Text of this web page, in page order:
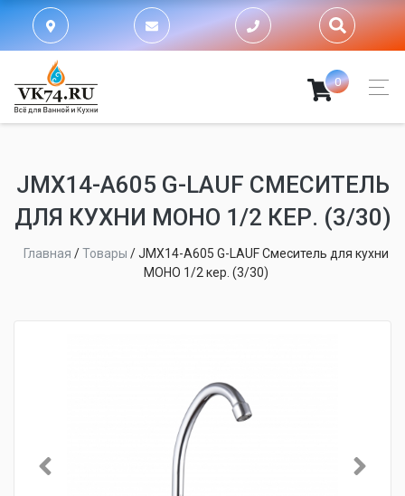
0
JMX14-A605 G-LAUF СМЕСИТЕЛЬ
ДЛЯ КУХНИ МОНО 1/2 КЕР. (3/30)
Главная /Товары /JMX14-A605 G-LAUF Смеситель для кухни
МОНО 1/2 кер. (3/30)